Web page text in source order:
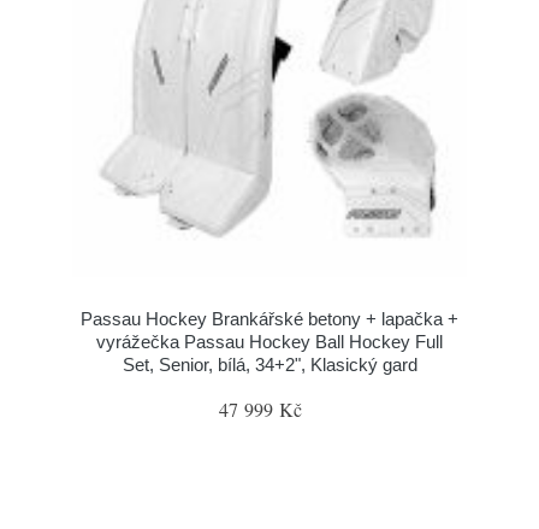
Passau Hockey Brankářské betony + lapačka +
vyrážečka Passau Hockey Ball Hockey Full
Set, Senior, bílá, 34+2", Klasický gard
47 999 Kč